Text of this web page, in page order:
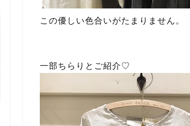
この優しい色合いがたまりません。
一部ちらりとご紹介♡